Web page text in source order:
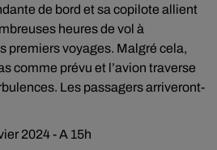
de bord et sa copilote allient
heures de vol à
premiers voyages. Malgré cela,
comme prévu et l’avion traverse
Les passagers arriveront-
2024 - A 15h